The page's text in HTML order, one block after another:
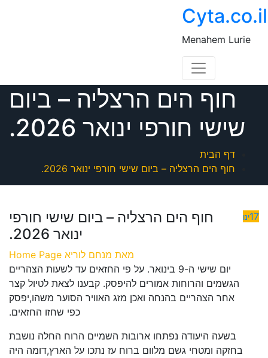
Cyta.co.il
Menahem Lurie
חוף הים הרצליה – ביום
שישי חורפי ינואר 2026.
דף הבית
חוף הים הרצליה – ביום שישי חורפי ינואר 2026.
17ינו
חוף הים הרצליה – ביום שישי חורפי
ינואר 2026.
מאת מנחם לוריא Home Page
יום שישי ה-9 בינואר. על פי החזאים עד לשעות הצהריים
הגשמים והרוחות אמורים להיפסק. קבענו לצאת לטיול קצר
אחר הצהריים בהנחה ואכן מזג האוויר הסוער משהו,יפסק
כפי שחזו החזאים.
בשעה היעודה נפתחו ארובות השמיים הרוח החלה נושבת
בחזקה ומטחי גשם מלוום ברוח עז נתכו על הארץ,דומה היה